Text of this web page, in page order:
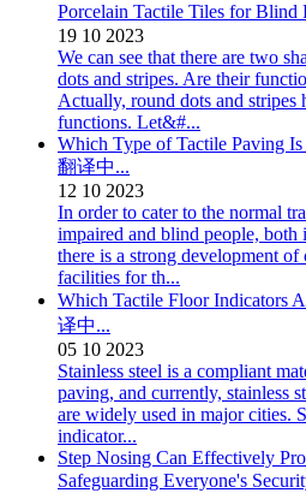
Porcelain Tactile Tiles for Blind
19 10 2023
We can see that there are two
dots and stripes. Are their
Actually, round dots and stripes
functions. Let&#...
Which Type of Tactile Paving
翻译中...
12 10 2023
In order to cater to the normal
impaired and blind people,
there is a strong development
facilities for th...
Which Tactile Floor Indicators
译中...
05 10 2023
Stainless steel is a compliant
paving, and currently, stainless
are widely used in major cities.
indicator...
Step Nosing Can Effectively
Safeguarding Everyone's